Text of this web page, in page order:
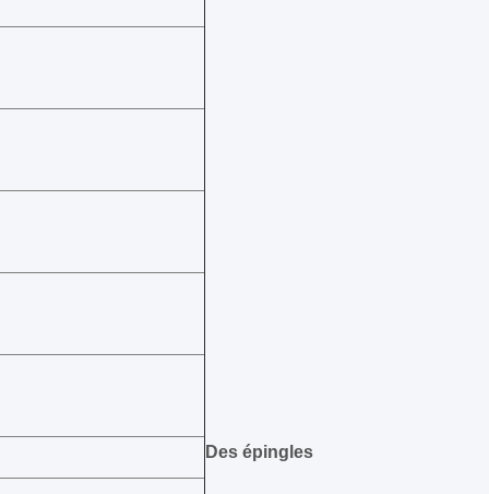
Des épingles